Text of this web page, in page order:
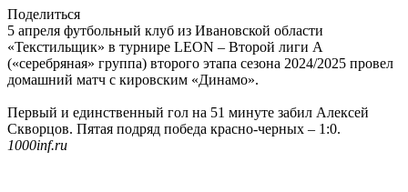
Поделиться
5 апреля футбольный клуб из Ивановской области
«Текстильщик» в турнире LEON – Второй лиги А
(«серебряная» группа) второго этапа сезона 2024/2025 провел
домашний матч с кировским «Динамо».
Первый и единственный гол на 51 минуте забил Алексей
Скворцов. Пятая подряд победа красно-черных – 1:0.
1000inf.ru